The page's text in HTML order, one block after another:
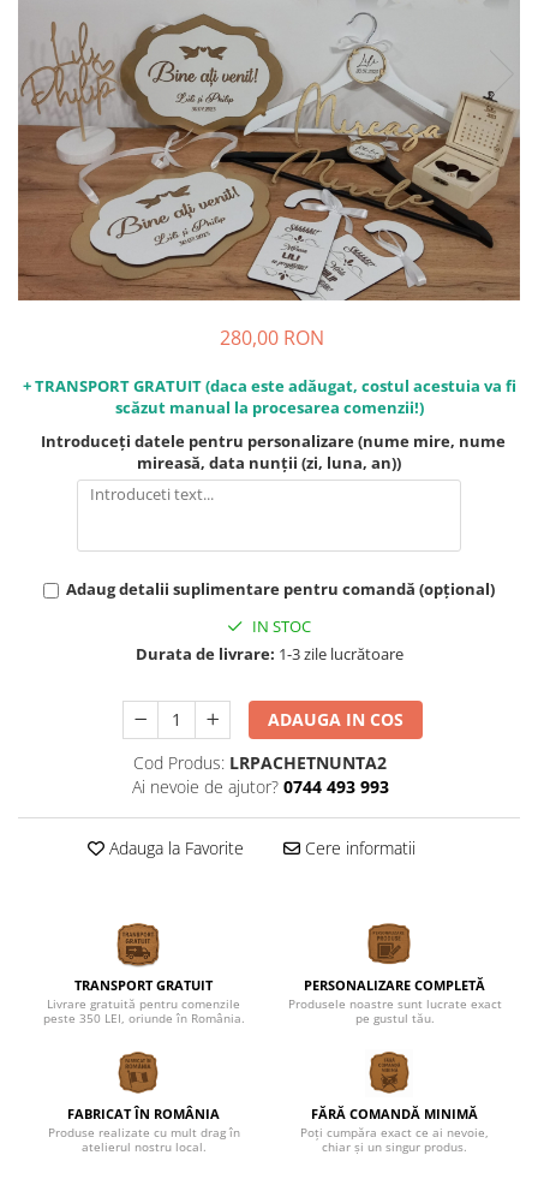
Pachete cadou Craciun
Paste
Decoratiuni Paste
Valentines Day
Cadouri indragostiti
1-8 Martie
Scoala/Absolvire
280,00 RON
+ TRANSPORT GRATUIT (daca este adăugat, costul acestuia va fi
scăzut manual la procesarea comenzii!)
Introduceți datele pentru personalizare (nume mire, nume
mireasă, data nunții (zi, luna, an))
Adaug detalii suplimentare pentru comandă (opțional)
IN STOC
Durata de livrare: 1-3 zile lucrătoare
ADAUGA IN COS
Cod Produs: LRPACHETNUNTA2
Ai nevoie de ajutor? 0744 493 993
Adauga la Favorite Cere informatii
TRANSPORT GRATUIT
Livrare gratuită pentru comenzile
peste 350 LEI, oriunde în România.
PERSONALIZARE COMPLETĂ
Produsele noastre sunt lucrate exact
pe gustul tău.
FABRICAT ÎN ROMÂNIA
Produse realizate cu mult drag în
atelierul nostru local.
FĂRĂ COMANDĂ MINIMĂ
Poți cumpăra exact ce ai nevoie,
chiar și un singur produs.